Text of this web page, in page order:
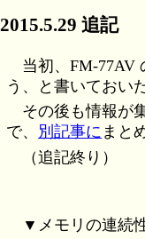
2015.5.29 追記
当初、FM-77AV
う、と書いておい
その後も情報が
で、 別記事に まと
（追記終り）
▼メモリの連続